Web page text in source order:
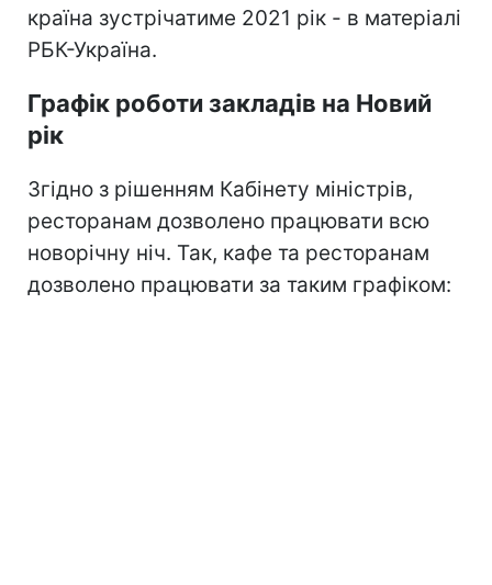
країна зустрічатиме 2021 рік - в матеріалі
РБК-Україна.
Графік роботи закладів на Новий
рік
Згідно з рішенням Кабінету міністрів,
ресторанам дозволено працювати всю
новорічну ніч. Так, кафе та ресторанам
дозволено працювати за таким графіком: